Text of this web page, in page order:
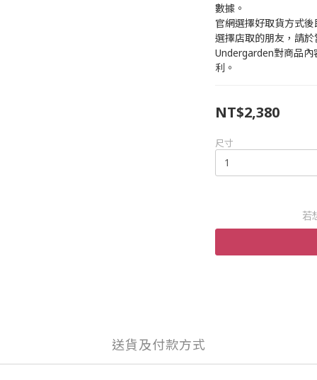
數據。
官網選擇好取貨方式後
選擇店取的朋友，請
Undergarden對商品
利。
NT$2,380
尺寸
若
送貨及付款方式